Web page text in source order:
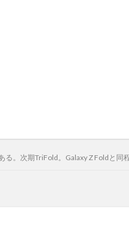
る。次期TriFold。Galaxy Z Foldと同